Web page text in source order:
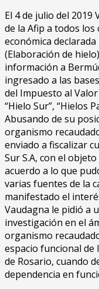
El 4 de julio del 2019
de la Afip a todos
económica
(Elaboración de
información a
ingresado a las
del Impuesto al
“Hielo Sur”, “Hielos
Abusando de su
organismo
enviado a fiscalizar
Sur S.A, con el
acuerdo a lo que
varias fuentes de la
manifestado el
Vaudagna le pidió a
investigación en el
organismo
espacio funcional de
de Rosario, cuando
dependencia en